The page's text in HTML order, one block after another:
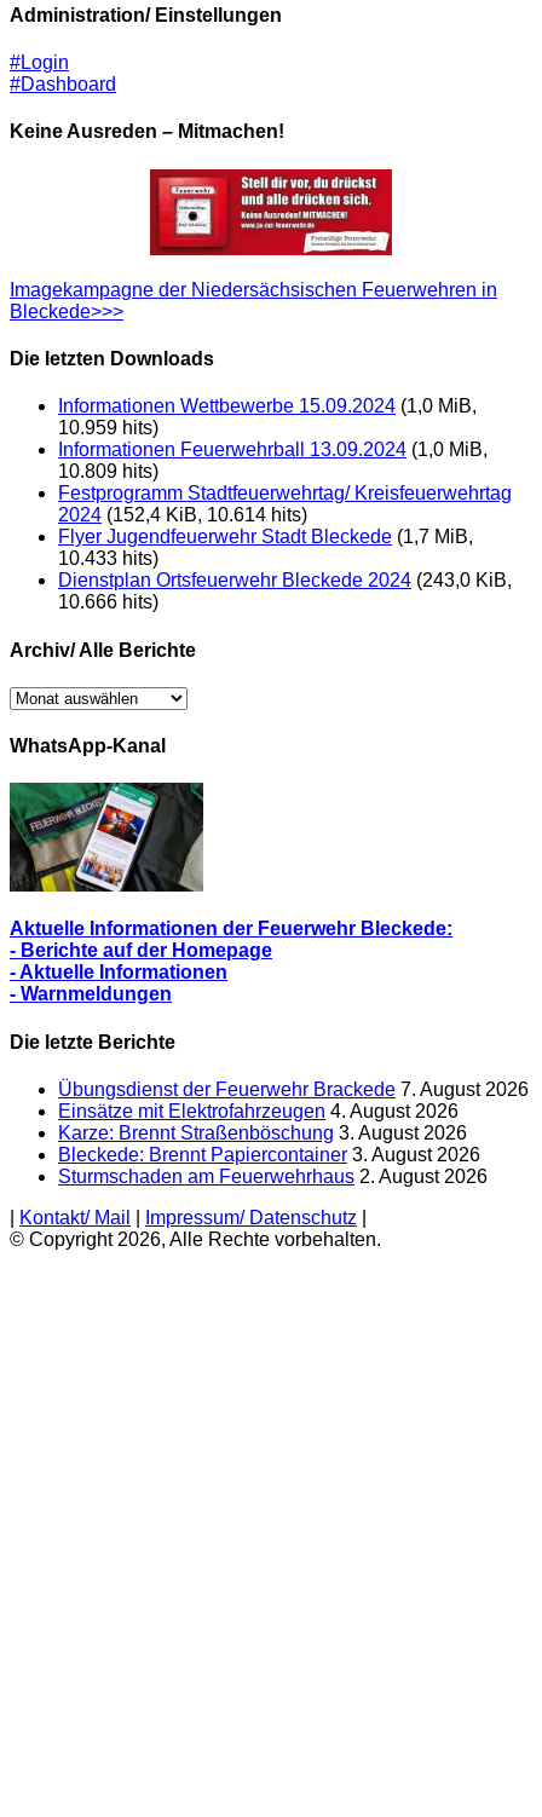
Administration/ Einstellungen
#Login
#Dashboard
Keine Ausreden – Mitmachen!
Imagekampagne der Niedersächsischen Feuerwehren in
Bleckede>>>
Die letzten Downloads
Informationen Wettbewerbe 15.09.2024 (1,0 MiB,
10.959 hits)
Informationen Feuerwehrball 13.09.2024 (1,0 MiB,
10.809 hits)
Festprogramm Stadtfeuerwehrtag/ Kreisfeuerwehrtag
2024 (152,4 KiB, 10.614 hits)
Flyer Jugendfeuerwehr Stadt Bleckede (1,7 MiB,
10.433 hits)
Dienstplan Ortsfeuerwehr Bleckede 2024 (243,0 KiB,
10.666 hits)
Archiv/ Alle Berichte
Archiv/
Berichte
WhatsApp-Kanal
Aktuelle Informationen der Feuerwehr Bleckede:
- Berichte auf der Homepage
- Aktuelle Informationen
- Warnmeldungen
Die letzte Berichte
Übungsdienst der Feuerwehr Brackede 7. August 2026
Einsätze mit Elektrofahrzeugen 4. August 2026
Karze: Brennt Straßenböschung 3. August 2026
Bleckede: Brennt Papiercontainer 3. August 2026
Sturmschaden am Feuerwehrhaus 2. August 2026
Kontakt/ Mail Impressum/ Datenschutz
© Copyright 2026, Alle Rechte vorbehalten.